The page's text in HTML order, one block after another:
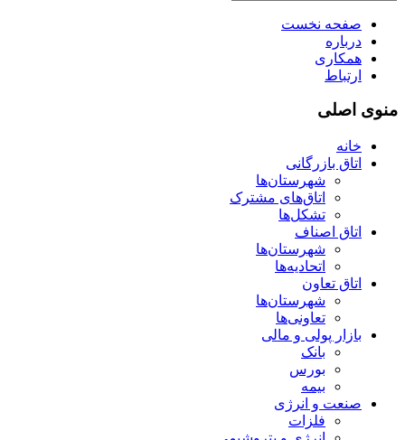
صفحه نخست
درباره
همکاری
ارتباط
منوی اصلی
خانه
اتاق بازرگانی
شهرستان‌ها
اتاق‌های مشترک
تشکل‌ها
اتاق اصناف
شهرستان‌ها
اتحادیه‌ها
اتاق تعاون
شهرستان‌ها
تعاونی‌ها
بازار پولی و مالی
بانک
بورس
بیمه
صنعت و انرژی
فلزات